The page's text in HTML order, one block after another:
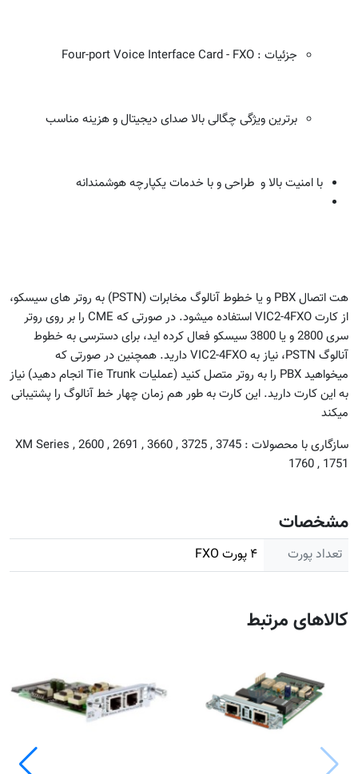
جزئیات : Four-port Voice Interface Card - FXO
برترین ویژگی چگالی بالا صدای دیجیتال و هزینه مناسب
با امنیت بالا و طراحی و با خدمات یکپارچه هوشمندانه
هت اتصال PBX و یا خطوط آنالوگ مخابرات (PSTN) به روتر های سیسکو،
از کارت VIC2-4FXO استفاده میشود. در صورتی که CME را بر روی روتر
سری 2800 و یا 3800 سیسکو فعال کرده اید، برای دسترسی به خطوط
آنالوگ PSTN، نیاز به VIC2-4FXO دارید. همچنین در صورتی که
میخواهید PBX را به روتر متصل کنید (عملیات Tie Trunk انجام دهید) نیاز
به این کارت دارید. این کارت به طور هم زمان چهار خط آنالوگ را پشتیبانی
میکند
سازگاری با محصولات : 3745 , 3725 , 3660 , 2691 , 2600 XM Series ,
1760 , 1751
مشخصات
تعداد پورت ۴ پورت FXO
کالاهای مرتبط